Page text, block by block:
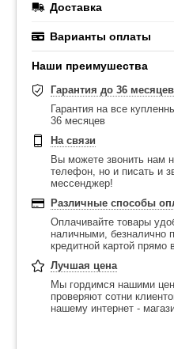
Доставка
Варианты оплаты
Наши преимушества
Гарантия до 36 месяцев
Гарантия на все
36 месяцев
На связи
Вы можете звонить нам
телефон, но и писать и
мессенджер!
Различные способы
Оплачивайте товары
наличными, безналично
кредитной картой прямо
Лучшая цена
Мы гордимся нашими
проверяют сотни
нашему интернет -